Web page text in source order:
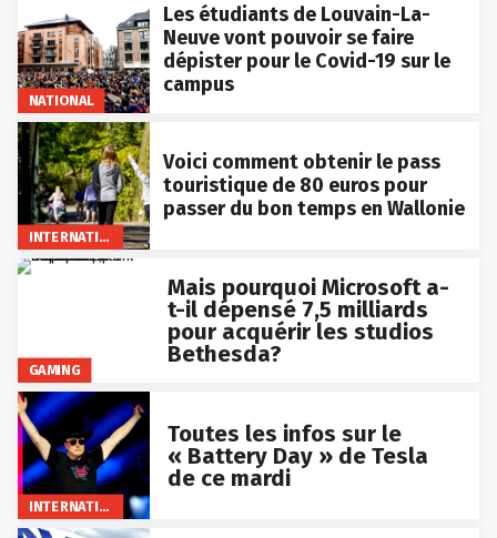
NATIONAL
Les étudiants de Louvain-La-
Neuve vont pouvoir se faire
dépister pour le Covid-19 sur le
campus
INTERNATIONAL
Voici comment obtenir le pass
touristique de 80 euros pour
passer du bon temps en Wallonie
GAMING
Mais pourquoi Microsoft a-
t-il dépensé 7,5 milliards
pour acquérir les studios
Bethesda?
INTERNATIONAL
Toutes les infos sur le
« Battery Day » de Tesla
de ce mardi